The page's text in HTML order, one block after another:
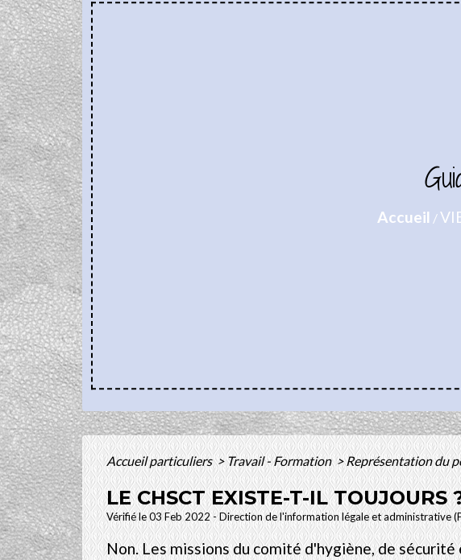
Accueil /
Accueil particuliers> Travail - Formation>Représentation du
LE CHSCT EXISTE-T-IL TOUJOURS
Vérifié le 03 Feb 2022 - Direction de l'information légale et administrative
Non. Les missions du comité d'hygiène, de